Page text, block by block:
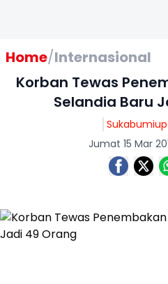
Home/Internasional
Korban Tewas
Selandia Baru
Jumat 15 Mar